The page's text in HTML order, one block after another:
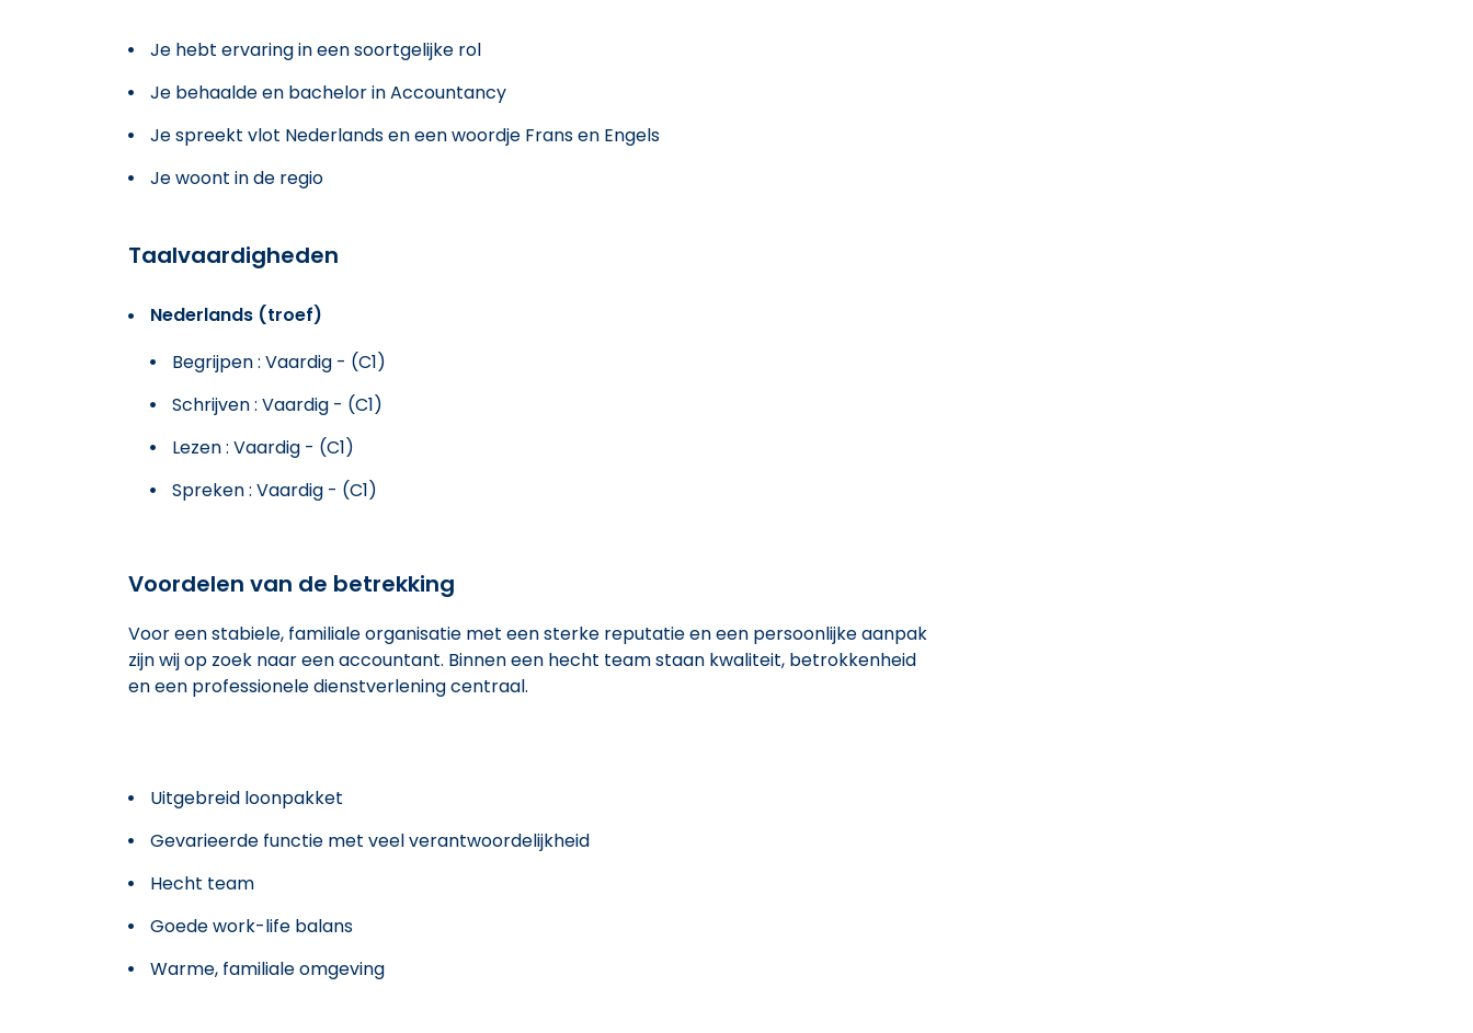
Je hebt ervaring in een soortgelijke rol
Je behaalde en bachelor in Accountancy
Je spreekt vlot Nederlands en een woordje Frans en Engels
Je woont in de regio
Taalvaardigheden
Nederlands (troef)
Begrijpen : Vaardig - (C1)
Schrijven : Vaardig - (C1)
Lezen : Vaardig - (C1)
Spreken : Vaardig - (C1)
Voordelen van de betrekking
Voor een stabiele, familiale organisatie met een sterke reputatie en een persoonlijke aanpak
zijn wij op zoek naar een accountant. Binnen een hecht team staan kwaliteit, betrokkenheid
en een professionele dienstverlening centraal.
Uitgebreid loonpakket
Gevarieerde functie met veel verantwoordelijkheid
Hecht team
Goede work-life balans
Warme, familiale omgeving